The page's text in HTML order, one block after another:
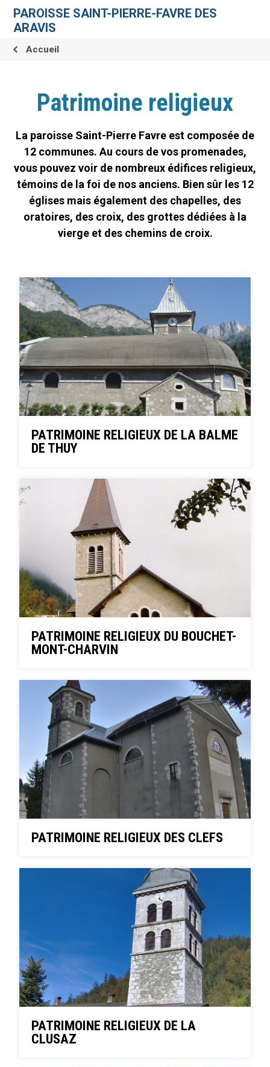
contenu.
navigation
personnelsPAROISSE SAINT-PIERRE-FAVRE DES
ARAVIS
Accueil
Patrimoine religieux
La paroisse Saint-Pierre Favre est composée de
12 communes. Au cours de vos promenades,
vous pouvez voir de nombreux édifices religieux,
témoins de la foi de nos anciens. Bien sûr les 12
églises mais également des chapelles, des
oratoires, des croix, des grottes dédiées à la
vierge et des chemins de croix.
PATRIMOINE RELIGIEUX DE LA BALME
DE THUY
PATRIMOINE RELIGIEUX DU BOUCHET-
MONT-CHARVIN
PATRIMOINE RELIGIEUX DES CLEFS
PATRIMOINE RELIGIEUX DE LA
CLUSAZ